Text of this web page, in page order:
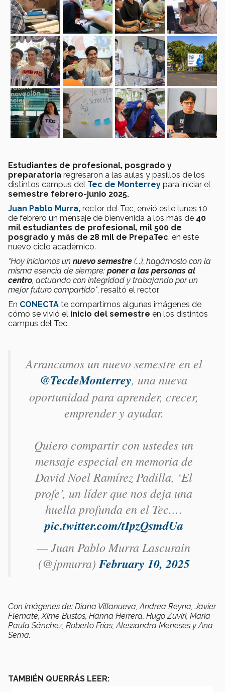
Estudiantes de profesional, posgrado y
preparatoria regresaron a las aulas y pasillos de los
distintos campus del Tec de Monterrey para iniciar el
semestre febrero-junio 2025.
Juan Pablo Murra, rector del Tec, envió este lunes 10
de febrero un mensaje de bienvenida a los más de 40
mil estudiantes de profesional, mil 500 de
posgrado y más de 28 mil de PrepaTec , en este
nuevo ciclo académico.
“Hoy iniciamos un nuevo semestre (...), hagámoslo con la
misma esencia de siempre: poner a las personas al
centro , actuando con integridad y trabajando por un
mejor futuro compartido" , resaltó el rector.
En CONECTA te compartimos algunas imágenes de
cómo se vivió el inicio del semestre en los distintos
campus del Tec.
Arrancamos un nuevo semestre en el
@TecdeMonterrey, una nueva
oportunidad para aprender, crecer,
emprender y ayudar.
Quiero compartir con ustedes un
mensaje especial en memoria de
David Noel Ramírez Padilla, ‘El
profe’, un líder que nos deja una
huella profunda en el Tec.…
pic.twitter.com/tIpzQsmdUa
— Juan Pablo Murra Lascurain
(@jpmurra) February 10, 2025
Con imágenes de: Diana Villanueva, Andrea Reyna, Javier
Flemate, Xime Bustos, Hanna Herrera, Hugo Zuviri, María
Paula Sánchez, Roberto Frías, Alessandra Meneses y Ana
Serna.
TAMBIÉN QUERRÁS LEER: